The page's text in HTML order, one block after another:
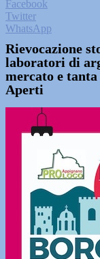
Facebook
Twitter
WhatsApp
Rievocazione
laboratori di
mercato e
Aperti